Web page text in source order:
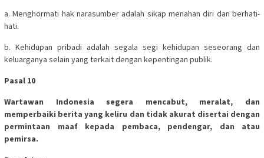
a. Menghormati hak narasumber adalah sikap menahan diri dan berhati-
hati.
b. Kehidupan pribadi adalah segala segi kehidupan seseorang dan
keluarganya selain yang terkait dengan kepentingan publik.
Pasal 10
Wartawan Indonesia segera mencabut, meralat, dan
memperbaiki berita yang keliru dan tidak akurat disertai dengan
permintaan maaf kepada pembaca, pendengar, dan atau
pemirsa.